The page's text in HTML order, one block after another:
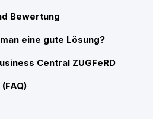
Bewertung
eine gute Lösung?
Central ZUGFeRD